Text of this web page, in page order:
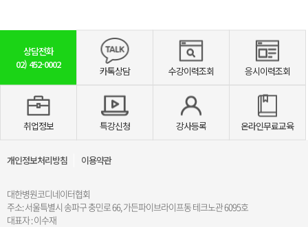
상담전화
02) 452-0002
카톡상담 수강이력조회 응시이력조회
취업정보 특강신청 강사등록 온라인무료교육
개인정보처리방침 이용약관
대한병원코디네이터협회
주소: 서울특별시 송파구 충민로 66, 가든파이브라이프동 테크노관 6095호
대표자 : 이수재